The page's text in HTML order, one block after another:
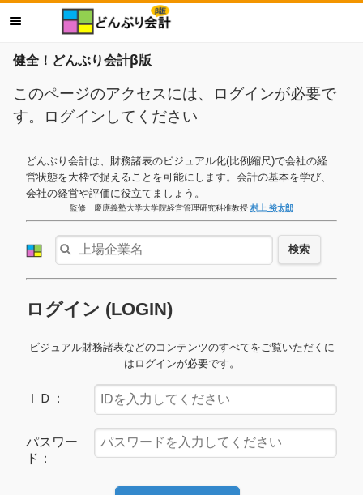
健全！どんぶり会計β版
このページのアクセスには、ログインが必要で
す。ログインしてください
どんぶり会計は、財務諸表のビジュアル化(比例縮尺)で会社の経
営状態を大枠で捉えることを可能にします。会計の基本を学び、
会社の経営や評価に役立てましょう。
監修 慶應義塾大学大学院経営管理研究科准教授 村上 裕太郎
検索
ログイン (LOGIN)
ビジュアル財務諸表などのコンテンツのすべてをご覧いただくに
はログインが必要です。
ＩＤ：
パスワー
ド：